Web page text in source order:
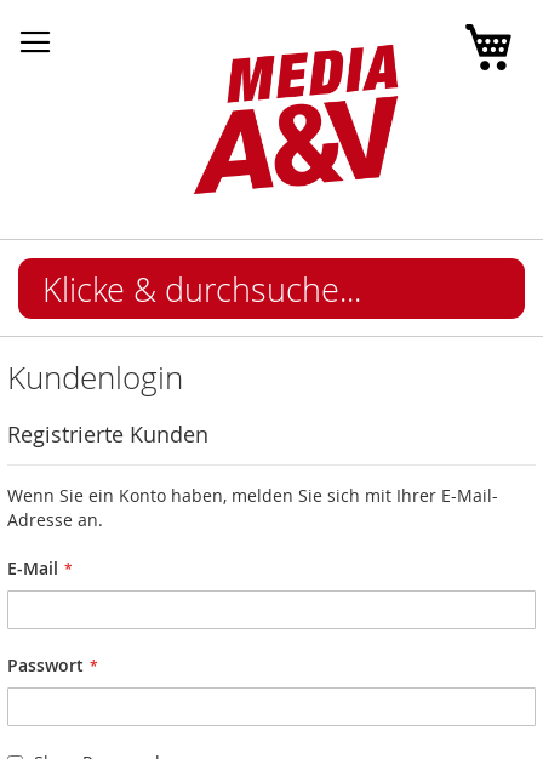
Kundenlogin
Registrierte Kunden
Wenn Sie ein Konto haben, melden Sie sich mit Ihrer E-Mail-
Adresse an.
E-Mail
Passwort